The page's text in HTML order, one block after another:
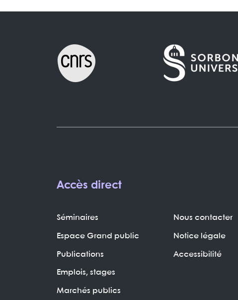
Accès direct
Séminaires
Espace Grand public
Publications
Emplois, stages
Marchés publics
Nous contacter
Notice légale
Accessibilité